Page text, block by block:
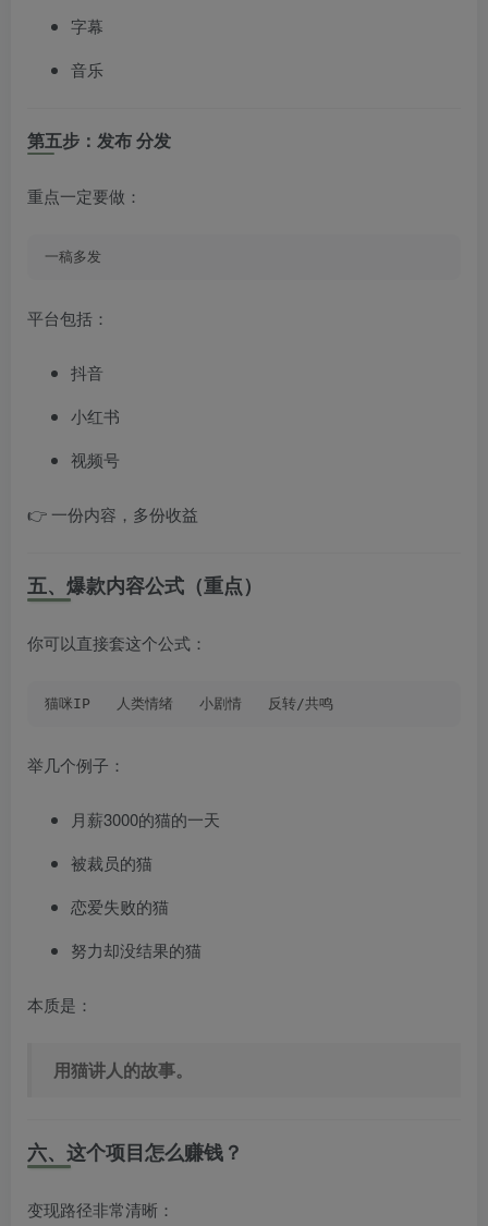
字幕
音乐
第五步：发布 分发
重点一定要做：
一稿多发
平台包括：
抖音
小红书
视频号
👉 一份内容，多份收益
五、爆款内容公式（重点）
你可以直接套这个公式：
猫咪IP   人类情绪   小剧情   反转/共鸣
举几个例子：
月薪3000的猫的一天
被裁员的猫
恋爱失败的猫
努力却没结果的猫
本质是：
用猫讲人的故事。
六、这个项目怎么赚钱？
变现路径非常清晰：